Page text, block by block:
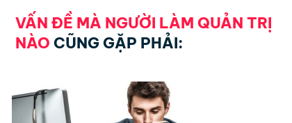
VẤN ĐỀ MÀ NGƯỜI LÀM QUẢN TRỊ
NÀO CŨNG GẶP PHẢI: